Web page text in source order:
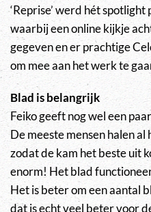
‘Reprise’ werd hét
waarbij een online kijkje
gegeven en er prachtige
om mee aan het werk te
Blad is belangrijk
Feiko geeft nog wel een
De meeste mensen halen
zodat de kam het beste uit
enorm! Het blad
Het is beter om een aantal
dat is echt veel beter voor